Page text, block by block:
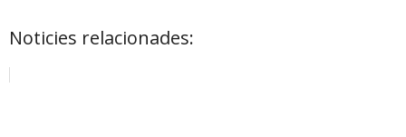
Noticies relacionades: